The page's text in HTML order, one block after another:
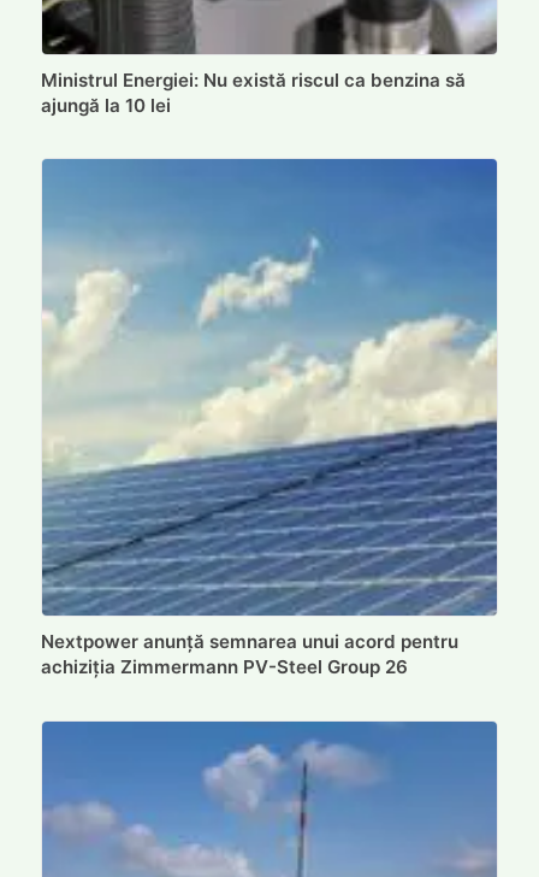
Ministrul Energiei: Nu există riscul ca benzina să
ajungă la 10 lei
Nextpower anunță semnarea unui acord pentru
achiziția Zimmermann PV-Steel Group 26